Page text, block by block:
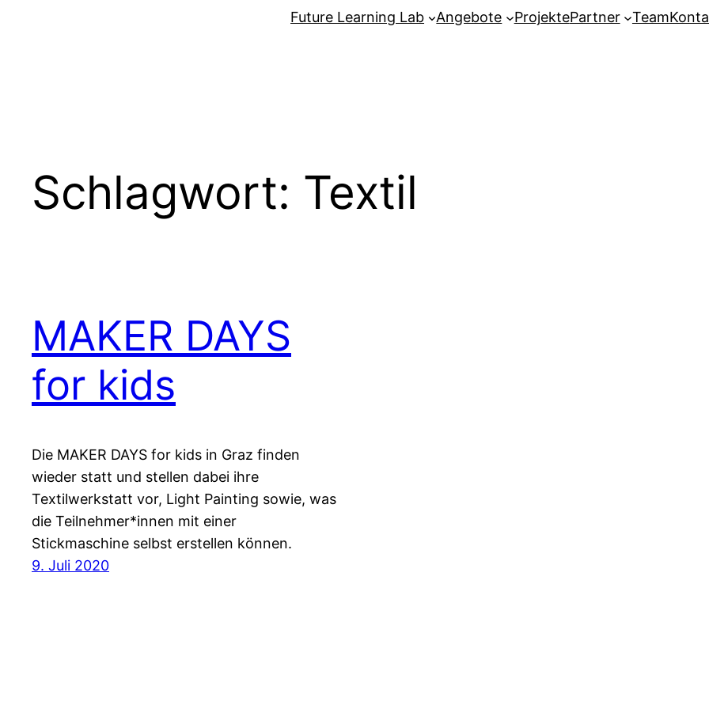
Future Learning Lab Angebote ProjektePartner Team
Schlagwort: Textil
MAKER DAYS
for kids
Die MAKER DAYS for kids in Graz finden
wieder statt und stellen dabei ihre
Textilwerkstatt vor, Light Painting sowie, was
die Teilnehmer*innen mit einer
Stickmaschine selbst erstellen können.
9. Juli 2020